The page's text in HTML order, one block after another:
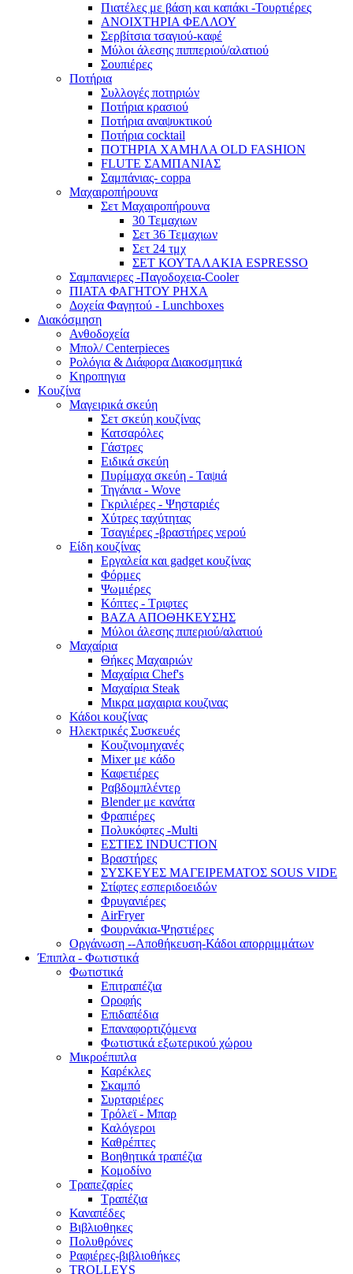
Πιατέλες με βάση και καπάκι -Τουρτιέρες
ΑΝΟΙΧΤΗΡΙΑ ΦΕΛΛΟΥ
Σερβίτσια τσαγιού-καφέ
Μύλοι άλεσης πιππεριού/αλατιού
Σουπιέρες
Ποτήρια
Συλλογές ποτηριών
Ποτήρια κρασιού
Ποτήρια αναψυκτικού
Ποτήρια cocktail
ΠΟΤΗΡΙΑ ΧΑΜΗΛΑ OLD FASHION
FLUTE ΣΑΜΠΑΝΙΑΣ
Σαμπάνιας- coppa
Μαχαιροπήρουνα
Σετ Μαχαιροπήρουνα
30 Τεμαχιων
Σετ 36 Τεμαχιων
Σετ 24 τμχ
ΣΕΤ ΚΟΥΤΑΛΑΚΙΑ ESPRESSO
Σαμπανιερες -Παγοδοχεια-Cooler
ΠΙΑΤΑ ΦΑΓΗΤΟΥ ΡΗΧΑ
Δοχεία Φαγητού - Lunchboxes
Διακόσμηση
Ανθοδοχεία
Μπολ/ Centerpieces
Ρολόγια & Διάφορα Διακοσμητικά
Κηροπηγια
Κουζίνα
Μαγειρικά σκεύη
Σετ σκεύη κουζίνας
Κατσαρόλες
Γάστρες
Ειδικά σκεύη
Πυρίμαχα σκεύη - Ταψιά
Τηγάνια - Wove
Γκριλιέρες - Ψησταριές
Χύτρες ταχύτητας
Τσαγιέρες -βραστήρες νερού
Είδη κουζίνας
Εργαλεία και gadget κουζίνας
Φόρμες
Ψωμιέρες
Κόπτες - Τριφτες
ΒΑΖΑ ΑΠΟΘΗΚΕΥΣΗΣ
Μύλοι άλεσης πιπεριού/αλατιού
Μαχαίρια
Θήκες Μαχαιριών
Μαχαίρια Chef's
Μαχαίρια Steak
Μικρα μαχαιρια κουζινας
Κάδοι κουζίνας
Ηλεκτρικές Συσκευές
Κουζινομηχανές
Mixer με κάδο
Καφετιέρες
Ραβδομπλέντερ
Blender με κανάτα
Φραπιέρες
Πολυκόφτες -Multi
ΕΣΤΙΕΣ INDUCTION
Βραστήρες
ΣΥΣΚΕΥΕΣ ΜΑΓΕΙΡΕΜΑΤΟΣ SOUS VIDE
Στίφτες εσπεριδοειδών
Φρυγανιέρες
AirFryer
Φουρνάκια-Ψηστιέρες
Οργάνωση --Αποθήκευση-Κάδοι απορριμμάτων
Έπιπλα - Φωτιστικά
Φωτιστικά
Επιτραπέζια
Οροφής
Επιδαπέδια
Επαναφορτιζόμενα
Φωτιστικά εξωτερικού χώρου
Μικροέπιπλα
Καρέκλες
Σκαμπό
Συρταριέρες
Τρόλεϊ - Μπαρ
Καλόγεροι
Καθρέπτες
Βοηθητικά τραπέζια
Κομοδίνο
Τραπεζαρίες
Τραπέζια
Καναπέδες
Βιβλιοθηκες
Πολυθρόνες
Ραφιέρες-βιβλιοθήκες
TROLLEYS